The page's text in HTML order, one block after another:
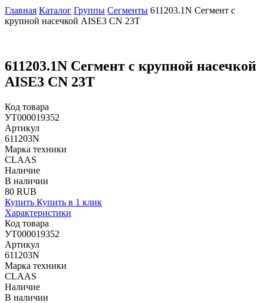
Главная Каталог Группы Сегменты 611203.1N Сегмент с
крупной насечкой AISE3 CN 23T
611203.1N Сегмент с крупной насечкой
AISE3 CN 23T
Код товара
УТ000019352
Артикул
611203N
Марка техники
CLAAS
Наличие
В наличии
80 RUB
Купить Купить в 1 клик
Характеристики
Код товара
УТ000019352
Артикул
611203N
Марка техники
CLAAS
Наличие
В наличии